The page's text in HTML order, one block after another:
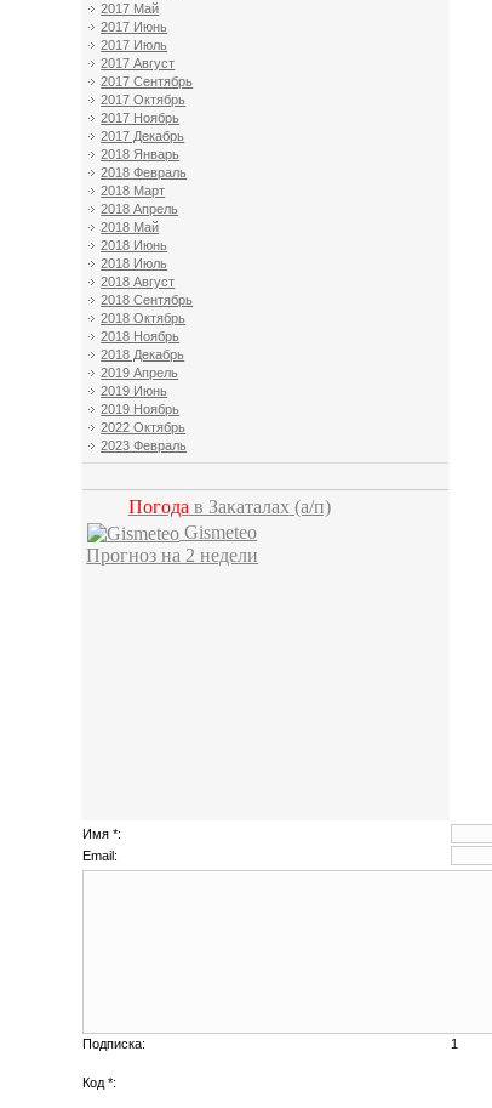
2017 Май
2017 Июнь
2017 Июль
2017 Август
2017 Сентябрь
2017 Октябрь
2017 Ноябрь
2017 Декабрь
2018 Январь
2018 Февраль
2018 Март
2018 Апрель
2018 Май
2018 Июнь
2018 Июль
2018 Август
2018 Сентябрь
2018 Октябрь
2018 Ноябрь
2018 Декабрь
2019 Апрель
2019 Июнь
2019 Ноябрь
2022 Октябрь
2023 Февраль
Погода в Закаталах (а/п)
Gismeteo
Прогноз на 2 недели
Имя *:
Email:
Подписка: 1
Код *: